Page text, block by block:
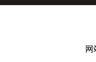
网